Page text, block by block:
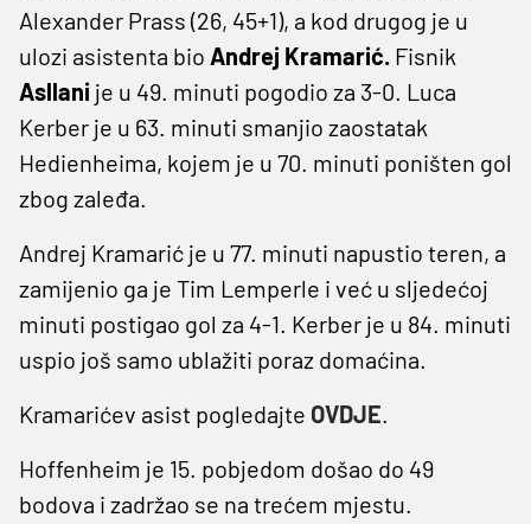
Alexander Prass (26, 45+1), a kod drugog je u
ulozi asistenta bio Andrej Kramarić. Fisnik
Asllani je u 49. minuti pogodio za 3-0. Luca
Kerber je u 63. minuti smanjio zaostatak
Hedienheima, kojem je u 70. minuti poništen gol
zbog zaleđa.
Andrej Kramarić je u 77. minuti napustio teren, a
zamijenio ga je Tim Lemperle i već u sljedećoj
minuti postigao gol za 4-1. Kerber je u 84. minuti
uspio još samo ublažiti poraz domaćina.
Kramarićev asist pogledajte OVDJE.
Hoffenheim je 15. pobjedom došao do 49
bodova i zadržao se na trećem mjestu.